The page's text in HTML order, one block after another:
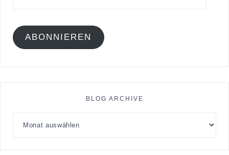
ABONNIEREN
BLOG ARCHIVE